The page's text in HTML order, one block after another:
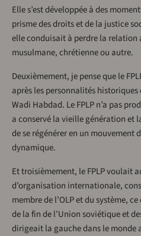
Elle s’est développée à des
prisme des droits et de la justice
elle conduisait à perdre la relation
musulmane, chrétienne ou autre.
Deuxièmement, je pense que le
après les personnalités historiques
Wadi Habdad. Le FPLP n’a pas
a conservé la vieille génération et
de se régénérer en un mouvement
dynamique.
Et troisièmement, le FPLP voulait
d’organisation internationale,
membre de l’OLP et du système,
de la fin de l’Union soviétique et
dirigeait la gauche dans le monde